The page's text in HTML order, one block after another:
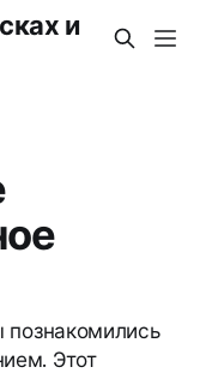
и
познакомились
Этот